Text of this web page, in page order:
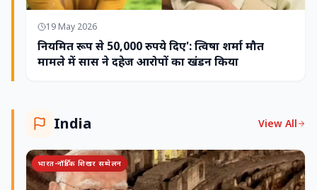
19 May 2026
नियमित रूप से 50,000 रुपये दिए': त्विषा शर्मा मौत
मामले में सास ने दहेज आरोपों का खंडन किया
India View All
भारत-नॉर्डिक शिखर सम्मेलन